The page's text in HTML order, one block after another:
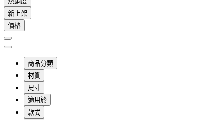
新上架
價格
商品分類
材質
尺寸
適用於
款式